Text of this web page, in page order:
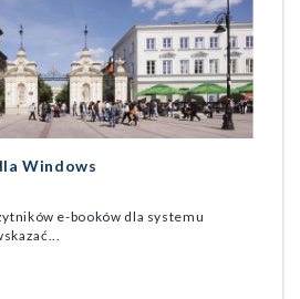
Windows
e-booków dla systemu